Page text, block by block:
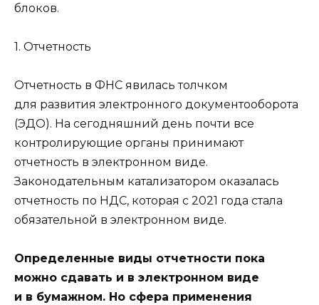
блоков.
1. Отчетность
Отчетность в ФНС явилась толчком
для развития электронного документооборота
(ЭДО). На сегодняшний день почти все
контролирующие органы принимают
отчетность в электронном виде.
Законодательным катализатором оказалась
отчетность по НДС, которая с 2021 года стала
обязательной в электронном виде.
Определенные виды отчетности пока
можно сдавать и в электронном виде
и в бумажном. Но сфера применения